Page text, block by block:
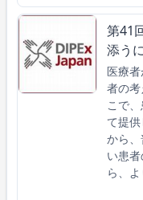
第41
添う
医療
者の
こで
て提
から
い患
ら、